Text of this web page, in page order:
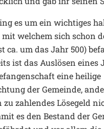
es um ein wichtiges
mit welchem sich schon
ca. um das Jahr 500)
ist das Auslösen eines
eine heilige
der Gemeinde,
zu zahlendes Lösegeld
es den Bestand der